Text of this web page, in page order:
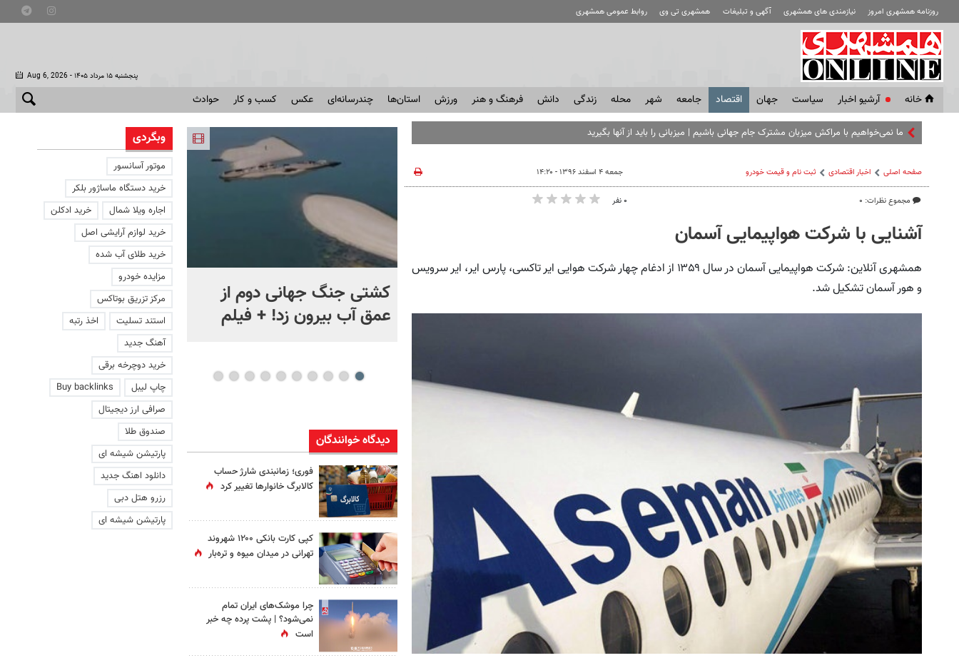
روزنامه همشهری امروز نیازمندی های همشهری آگهی و تبلیغات همشهری تی وی روابط عمومی همشهری
Aug 6, 2026 - پنجشنبه ۱۵ مرداد ۱۴۰۵
خانه آرشیو اخبار سياست جهان اقتصاد جامعه شهر محله زندگی دانش فرهنگ و هنر ورزش استان‌ها چندرسانه‌ای عکس کسب و کار حوادث
ما نمی‌خواهیم با مراکش میزبان مشترک جام جهانی باشیم |‌ میزبانی را باید از آنها بگیرید
صفحه اصلی اخبار اقتصادی ثبت نام و قیمت خودرو
مجموع نظرات: ۰
جمعه ۴ اسفند ۱۳۹۶ - ۱۴:۲۰
۰ نفر
آشنایی با شرکت هواپیمایی آسمان
همشهری آنلاین: شرکت هواپیمایی آسمان در سال ۱۳۵۹ از ادغام چهار شرکت هوایی ایر تاکسی، پارس ایر، ایر سرویس
و هور آسمان تشکیل شد.
۹ با ماه + فیلم
کشتی‌ جنگ جهانی دوم از
عمق آب بیرون زد! + فیلم
افشای اطلاعات برای ترور
بارون ترامپ | ماجرای قرار
عاشقانه با یک زن
دیدگاه خوانندگان
فوری؛ زمانبندی‌ شارژ حساب
کالابرگ خانوارها تغییر کرد
کپی کارت بانکی ۱۲۰۰ شهروند
تهرانی در میدان میوه و تره‌بار
چرا موشک‌های ایران تمام
نمی‌شود؟ | پشت پرده چه خبر
است
وبگردی
موتور آسانسور
خرید دستگاه ماساژور بلکر
اجاره ویلا شمال
خرید ادکلن
خرید لوازم آرایشی اصل
خرید طلای آب شده
مزایده خودرو
مرکز تزریق بوتاکس
استند تسلیت
اخذ رتبه
آهنگ جدید
خرید دوچرخه برقی
چاپ لیبل
Buy backlinks
صرافی ارز دیجیتال
صندوق طلا
پارتیشن شیشه ای
دانلود اهنگ جدید
رزرو هتل دبی
پارتیشن شیشه ای